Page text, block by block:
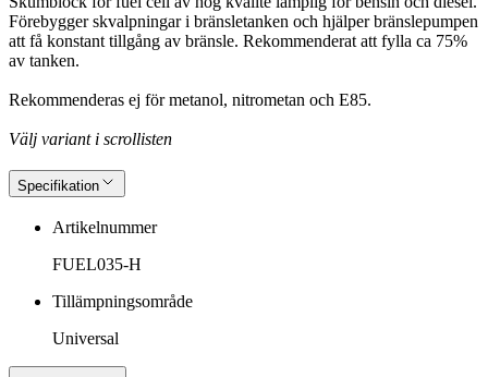
Förebygger skvalpningar i bränsletanken och hjälper bränslepumpen
att få konstant tillgång av bränsle. Rekommenderat att fylla ca 75%
av tanken.
Rekommenderas ej för metanol, nitrometan och E85.
Välj variant i scrollisten
Specifikation
Artikelnummer
FUEL035-H
Tillämpningsområde
Universal